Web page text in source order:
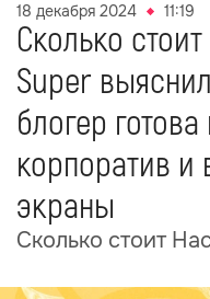
18 декабря 2024 11:19
Сколько
Super
блогер
корпоратив и
экраны
Сколько стоит